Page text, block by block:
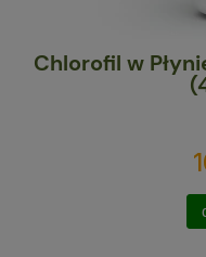
Chlorofil w